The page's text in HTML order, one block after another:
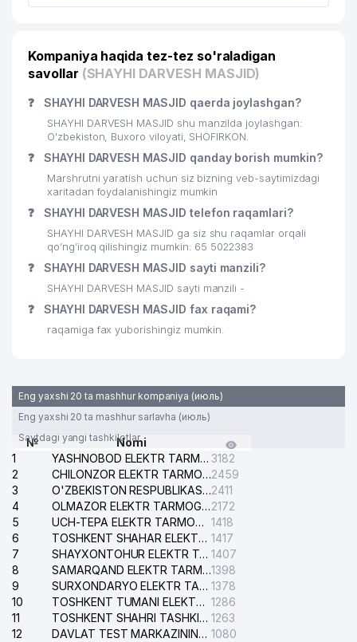
Kompaniya haqida tez-tez so'raladigan
savollar (SHAYHI DARVESH MASJID)
❓ SHAYHI DARVESH MASJID qaerda joylashgan?
SHAYHI DARVESH MASJID shu manzilda joylashgan:
O'zbekiston, Buxoro viloyati, SHOFIRKON.
❓ SHAYHI DARVESH MASJID qanday borish mumkin?
Marshrutni yaratish uchun siz bizning veb-saytimizdagi
xaritadan foydalanishingiz mumkin
❓ SHAYHI DARVESH MASJID telefon raqamlari?
SHAYHI DARVESH MASJID ga siz shu raqamlar orqali
qo’ng’iroq qilishingiz mumkin: 65 5022383
❓ SHAYHI DARVESH MASJID sayti manzili?
SHAYHI DARVESH MASJID sayti manzili -
❓ SHAYHI DARVESH MASJID fax raqami?
raqamiga fax yuborishingiz mumkin.
Eng yaxshi 20 ta mashhur kompaniya (июль)
Eng yaxshi 20 ta mashhur sarlavha (июль)
Saytdagi yangi tashkilotlar
№
Nomi
1
YASHNOBOD ELEKTR TARMOG'I NOSOZLIKLARI XIZMATI 3182
2
CHILONZOR ELEKTR TARMOG'I NOSOZLIK XIZMATI2459
3
O'ZBEKISTON RESPUBLIKASI BOSH PROKURATURASI ISHONCH TELEFONI2411
4
OLMAZOR ELEKTR TARMOG'I NOSOZLIKLARI XIZMATI2172
5
UCH-TEPA ELEKTR TARMOG'I NOSOZLIKLARI XIZMATI 1418
6
TOSHKENT SHAHAR ELEKTR TARMOQLARI KORXONASI AJ 1417
7
SHAYXONTOHUR ELEKTR TARMOG'I NOSOZLIKLARINI TUZATISH XIZMATI 1407
8
SAMARQAND ELEKTR TARMOQLARI AJ1398
9
SURXONDARYO ELEKTR TARMOQLARI AJ 1378
10
TOSHKENT TUMANI ELEKTR TARMOG'I AVARIYA XIZMATI 1286
11
TOSHKENT SHAHRI TASHKILOT TELEFONLARI HAQIDA MA'LUMOT BYUROSI 1263
12
DAVLAT TEST MARKAZINING ISHONCH TELEFONLARI 1080